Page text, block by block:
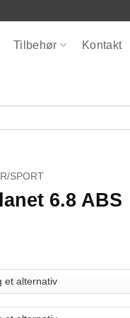
Tilbehør Kontakt
SPORT
6.8 ABS